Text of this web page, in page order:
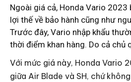
Ngoài giá cả, Honda Vario 2023
lợi thế về bảo hành cũng như
Trước đây, Vario nhập khẩu
thời điểm khan hàng. Do cả chủ
Với mức giá này, Honda Vario
giữa Air Blade và SH, chứ